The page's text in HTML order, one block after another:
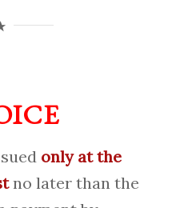
only at the
no later than the